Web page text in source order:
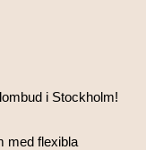
i Stockholm!
med flexibla